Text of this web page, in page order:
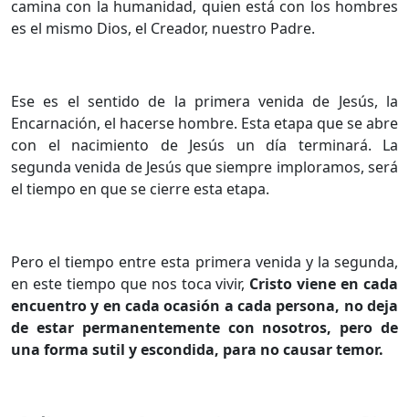
camina con la humanidad, quien está con los hombres
es el mismo Dios, el Creador, nuestro Padre.
Ese es el sentido de la primera venida de Jesús, la
Encarnación, el hacerse hombre. Esta etapa que se abre
con el nacimiento de Jesús un día terminará. La
segunda venida de Jesús que siempre imploramos, será
el tiempo en que se cierre esta etapa.
Pero el tiempo entre esta primera venida y la segunda,
en este tiempo que nos toca vivir, Cristo viene en cada
encuentro y en cada ocasión a cada persona, no deja
de estar permanentemente con nosotros, pero de
una forma sutil y escondida, para no causar temor.